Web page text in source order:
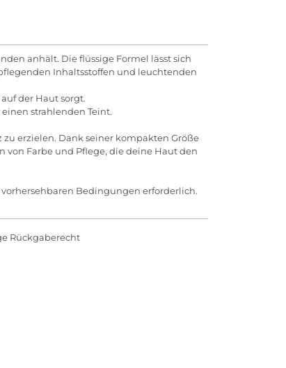
anhält. Die flüssige Formel lässt sich
Inhaltsstoffen und leuchtenden
der Haut sorgt.
strahlenden Teint.
erzielen. Dank seiner kompakten Größe
von Farbe und Pflege, die deine Haut den
Bedingungen erforderlich.
Rückgaberecht